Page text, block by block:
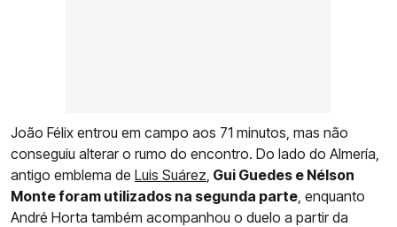
João Félix entrou em campo aos 71 minutos, mas não
conseguiu alterar o rumo do encontro. Do lado do Almería,
antigo emblema de Luis Suárez Gui Guedes e Nélson
Monte foram utilizados na segunda parte , enquanto
André Horta também acompanhou o duelo a partir da